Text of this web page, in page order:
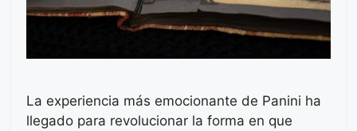
La experiencia más emocionante de Panini ha
llegado para revolucionar la forma en que